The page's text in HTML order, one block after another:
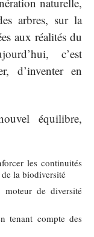
arbres, sur la
aux réalités du
c’est
d’inventer en
équilibre,
les continuités
la biodiversité
moteur de diversité
tenant compte des